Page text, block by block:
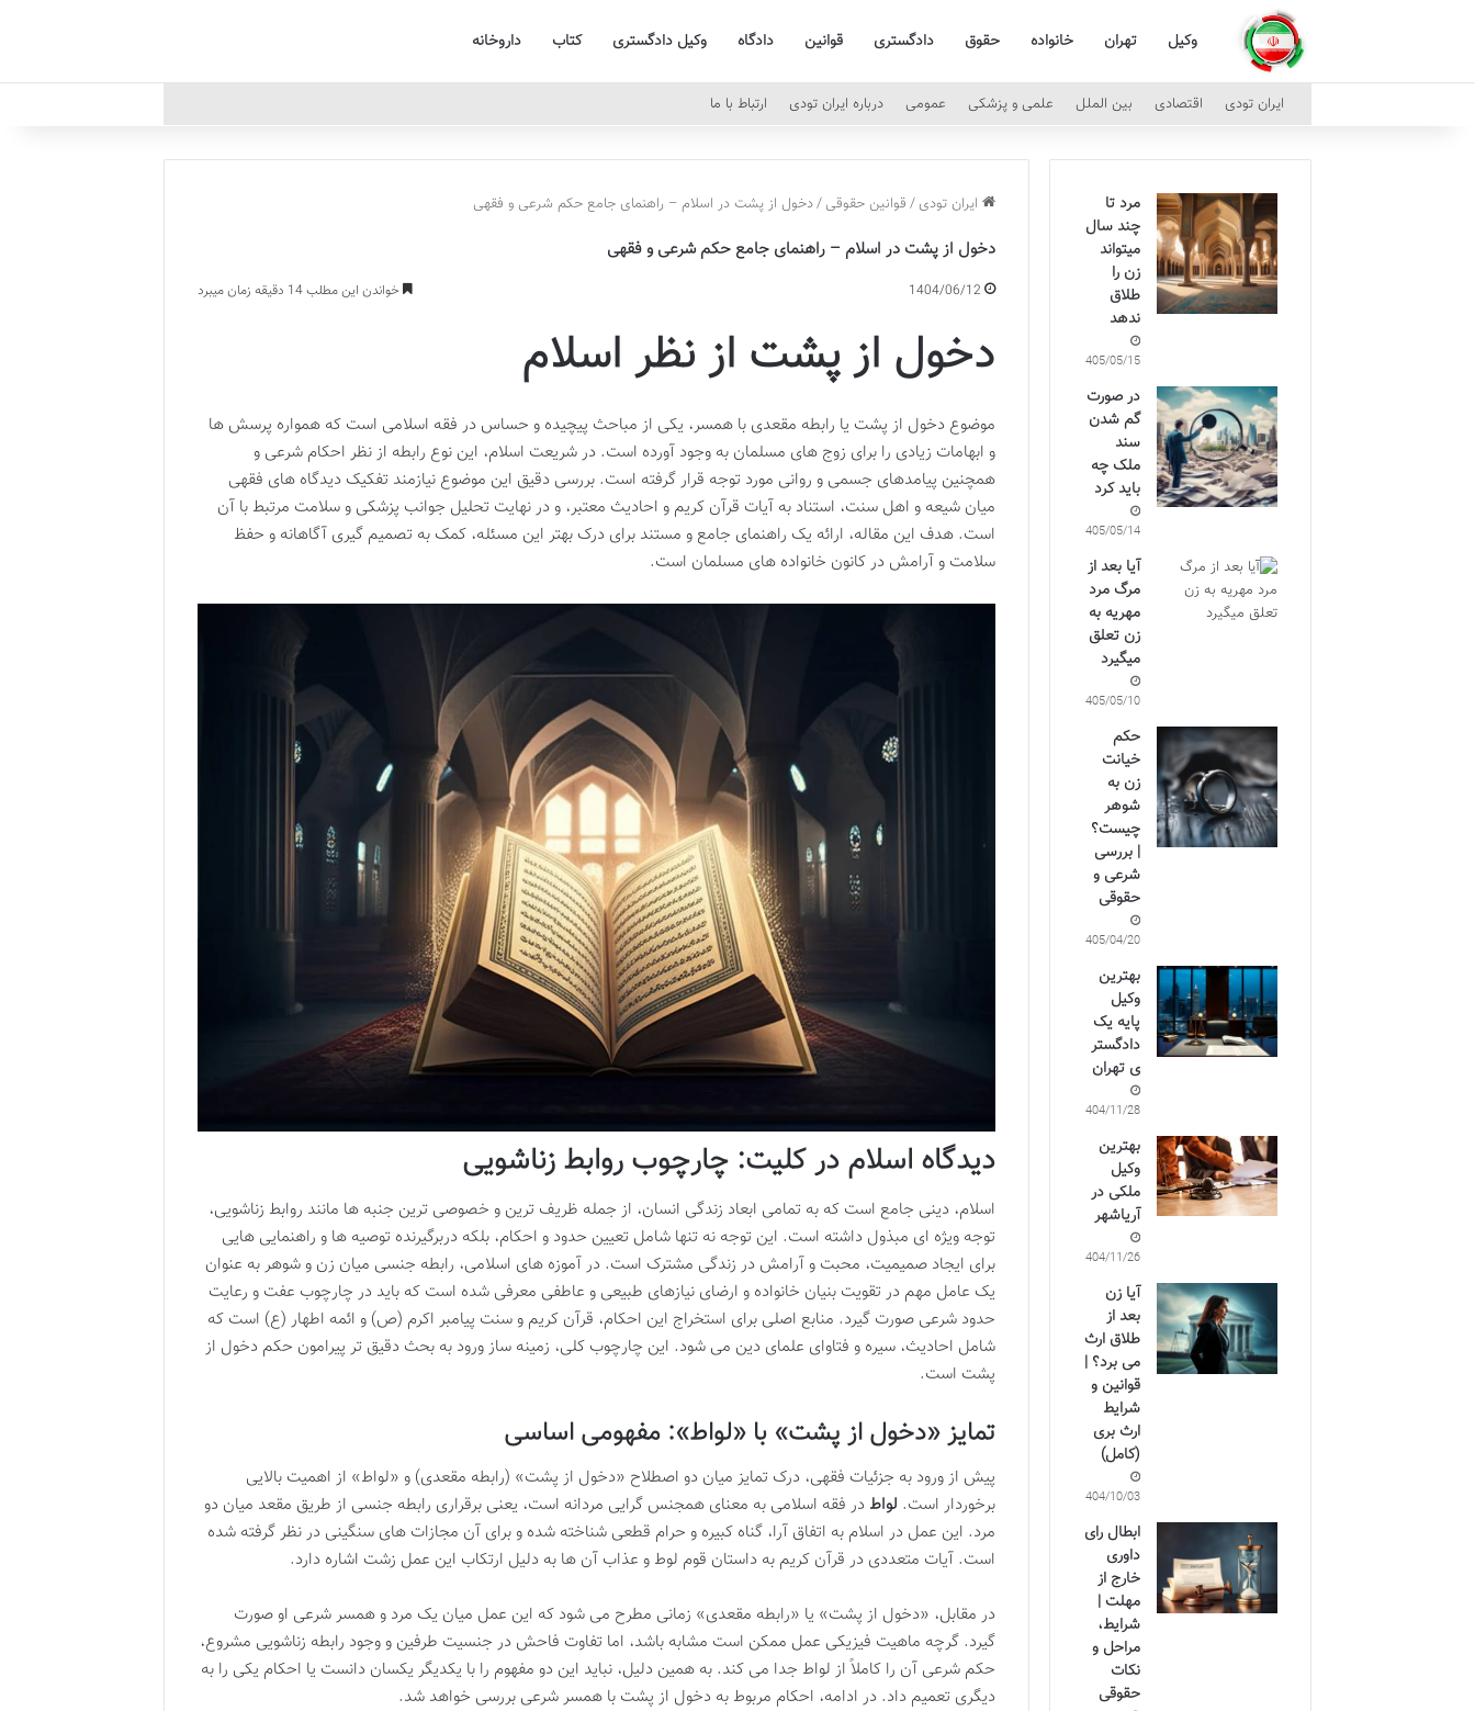
وکیل تهران خانواده حقوق دادگستری قوانین دادگاه وکیل دادگستری کتاب داروخانه
ایران تودی اقتصادی بین الملل علمی و پزشکی عمومی درباره ایران تودی ارتباط با ما
ایران تودی / قوانین حقوقی /دخول از پشت در اسلام – راهنمای جامع حکم شرعی و فقهی
دخول از پشت در اسلام – راهنمای جامع حکم شرعی و فقهی
1404/06/12 خواندن این مطلب 14 دقیقه زمان میبرد
دخول از پشت از نظر اسلام
موضوع دخول از پشت یا رابطه مقعدی با همسر، یکی از مباحث پیچیده و حساس در فقه اسلامی است که همواره پرسش ها
و ابهامات زیادی را برای زوج های مسلمان به وجود آورده است. در شریعت اسلام، این نوع رابطه از نظر احکام شرعی و
همچنین پیامدهای جسمی و روانی مورد توجه قرار گرفته است. بررسی دقیق این موضوع نیازمند تفکیک دیدگاه های فقهی
میان شیعه و اهل سنت، استناد به آیات قرآن کریم و احادیث معتبر، و در نهایت تحلیل جوانب پزشکی و سلامت مرتبط با آن
است. هدف این مقاله، ارائه یک راهنمای جامع و مستند برای درک بهتر این مسئله، کمک به تصمیم گیری آگاهانه و حفظ
سلامت و آرامش در کانون خانواده های مسلمان است.
دیدگاه اسلام در کلیت: چارچوب روابط زناشویی
اسلام، دینی جامع است که به تمامی ابعاد زندگی انسان، از جمله ظریف ترین و خصوصی ترین جنبه ها مانند روابط زناشویی،
توجه ویژه ای مبذول داشته است. این توجه نه تنها شامل تعیین حدود و احکام، بلکه دربرگیرنده توصیه ها و راهنمایی هایی
برای ایجاد صمیمیت، محبت و آرامش در زندگی مشترک است. در آموزه های اسلامی، رابطه جنسی میان زن و شوهر به عنوان
یک عامل مهم در تقویت بنیان خانواده و ارضای نیازهای طبیعی و عاطفی معرفی شده است که باید در چارچوب عفت و رعایت
حدود شرعی صورت گیرد. منابع اصلی برای استخراج این احکام، قرآن کریم و سنت پیامبر اکرم (ص) و ائمه اطهار (ع) است که
شامل احادیث، سیره و فتاوای علمای دین می شود. این چارچوب کلی، زمینه ساز ورود به بحث دقیق تر پیرامون حکم دخول از
پشت است.
تمایز «دخول از پشت» با «لواط»: مفهومی اساسی
پیش از ورود به جزئیات فقهی، درک تمایز میان دو اصطلاح «دخول از پشت» (رابطه مقعدی) و «لواط» از اهمیت بالایی
برخوردار است. لواط در فقه اسلامی به معنای همجنس گرایی مردانه است، یعنی برقراری رابطه جنسی از طریق مقعد میان دو
مرد. این عمل در اسلام به اتفاق آرا، گناه کبیره و حرام قطعی شناخته شده و برای آن مجازات های سنگینی در نظر گرفته شده
است. آیات متعددی در قرآن کریم به داستان قوم لوط و عذاب آن ها به دلیل ارتکاب این عمل زشت اشاره دارد.
در مقابل، «دخول از پشت» یا «رابطه مقعدی» زمانی مطرح می شود که این عمل میان یک مرد و همسر شرعی او صورت
گیرد. گرچه ماهیت فیزیکی عمل ممکن است مشابه باشد، اما تفاوت فاحش در جنسیت طرفین و وجود رابطه زناشویی مشروع،
حکم شرعی آن را کاملاً از لواط جدا می کند. به همین دلیل، نباید این دو مفهوم را با یکدیگر یکسان دانست یا احکام یکی را به
دیگری تعمیم داد. در ادامه، احکام مربوط به دخول از پشت با همسر شرعی بررسی خواهد شد.
مرد تا
چند سال
میتواند
زن را
طلاق
ندهد
1405/05/15
در صورت
گم شدن
سند
ملک چه
باید کرد
1405/05/14
آیا بعد از
مرگ مرد
مهریه به
زن تعلق
میگیرد
1405/05/10
حکم
خیانت
زن به
شوهر
چیست؟
| بررسی
شرعی و
حقوقی
1405/04/20
بهترین
وکیل
پایه یک
دادگستر
ی تهران
1404/11/28
بهترین
وکیل
ملکی در
آریاشهر
1404/11/26
آیا زن
بعد از
طلاق ارث
می برد؟ |
قوانین و
شرایط
ارث بری
(کامل)
1404/10/03
ابطال رای
داوری
خارج از
مهلت |
شرایط،
مراحل و
نکات
حقوقی